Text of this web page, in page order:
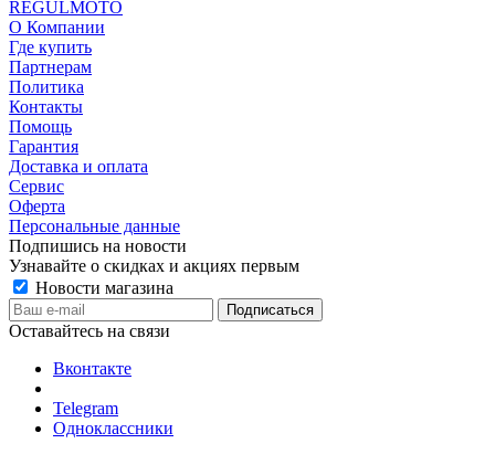
REGULMOTO
О Компании
Где купить
Партнерам
Политика
Контакты
Помощь
Гарантия
Доставка и оплата
Сервис
Оферта
Персональные данные
Подпишись на новости
Узнавайте о скидках и акциях первым
Новости магазина
Оставайтесь на связи
Вконтакте
Telegram
Одноклассники